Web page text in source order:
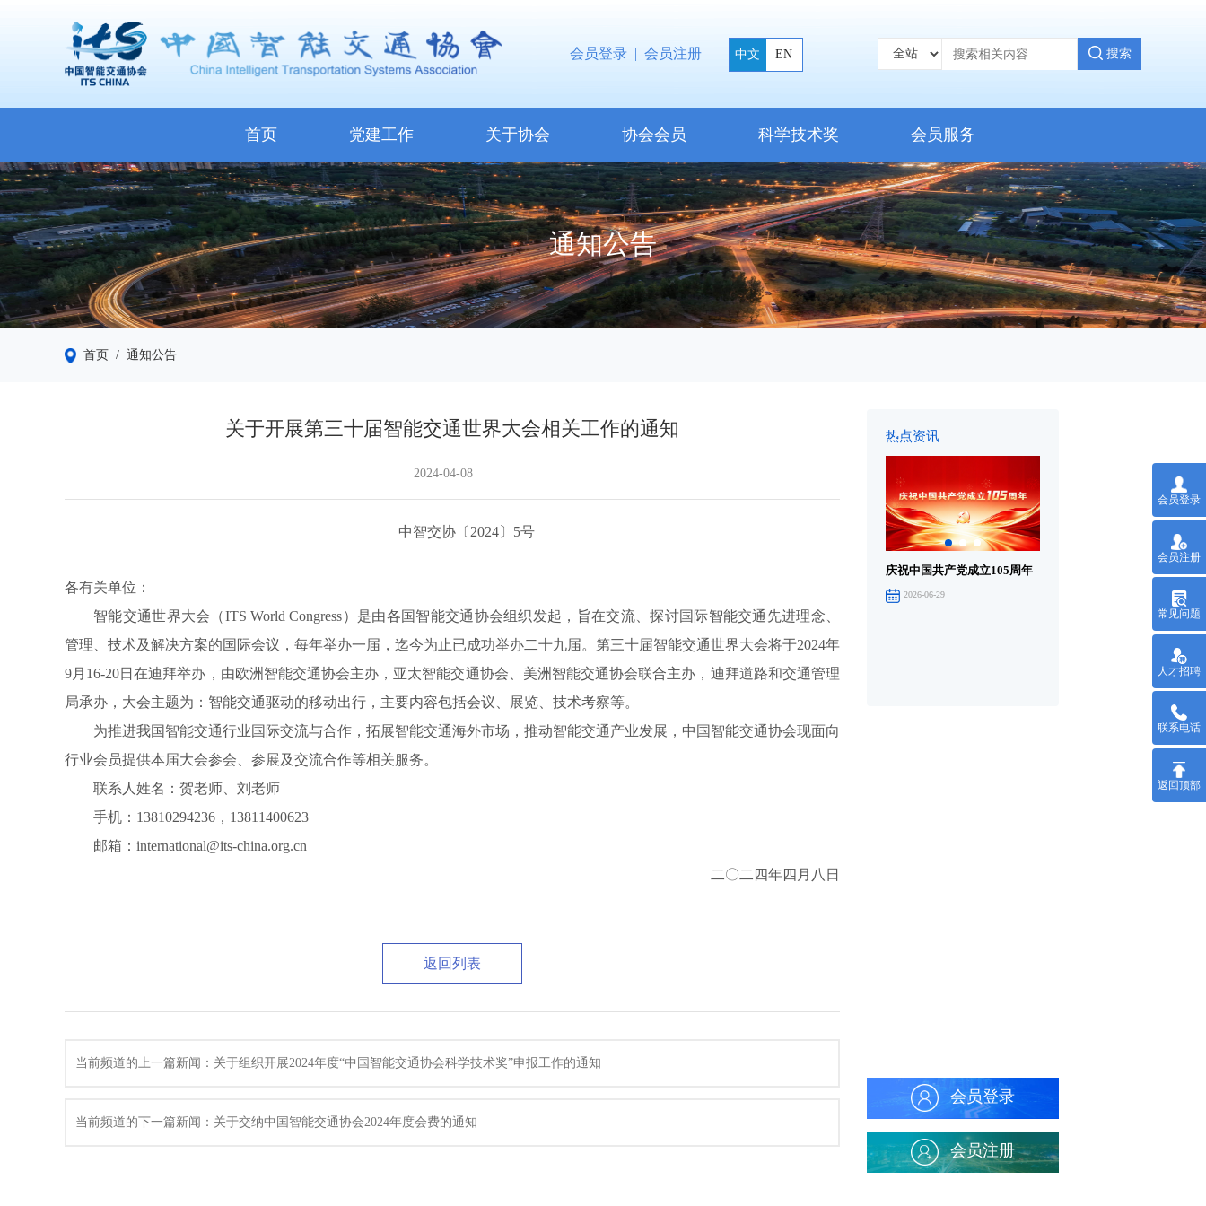
会员登录 | 会员注册 中文 EN 搜索
首页 党建工作 关于协会 协会会员 科学技术奖 会员服务
通知公告
首页 / 通知公告
关于开展第三十届智能交通世界大会相关工作的通知
2024-04-08
中智交协〔2024〕5号
各有关单位：
智能交通世界大会（ITS World Congress）是由各国智能交通协会组织发起，旨在交流、探讨国际智能交通先进理念、
管理、技术及解决方案的国际会议，每年举办一届，迄今为止已成功举办二十九届。第三十届智能交通世界大会将于2024年
9月16-20日在迪拜举办，由欧洲智能交通协会主办，亚太智能交通协会、美洲智能交通协会联合主办，迪拜道路和交通管理
局承办，大会主题为：智能交通驱动的移动出行，主要内容包括会议、展览、技术考察等。
为推进我国智能交通行业国际交流与合作，拓展智能交通海外市场，推动智能交通产业发展，中国智能交通协会现面向
行业会员提供本届大会参会、参展及交流合作等相关服务。
联系人姓名：贺老师、刘老师
手机：13810294236，13811400623
邮箱：international@its-china.org.cn
二〇二四年四月八日
返回列表
当前频道的上一篇新闻：关于组织开展2024年度“中国智能交通协会科学技术奖”申报工作的通知
当前频道的下一篇新闻：关于交纳中国智能交通协会2024年度会费的通知
热点资讯
庆祝中国共产党成立105周年
2026-06-29
庆祝中国共产党成立105周年
会员登录
会员注册
会员登录
会员注册
常见问题
人才招聘
联系电话
返回顶部